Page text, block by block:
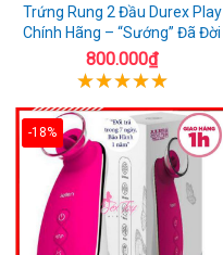
Trứng Rung 2 Đầu Durex Play
Chính Hãng – “Sướng” Đã Đời
800.000₫
-18%